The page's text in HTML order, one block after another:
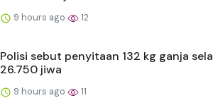
9 hours ago 12
Polisi sebut penyitaan 132 kg ganja
26.750 jiwa
9 hours ago 11